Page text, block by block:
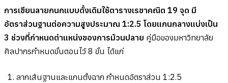
การเขียนลายกนกแบบดั้งเดิมใช้ตารางเรขาคณิต 19 จุด มี
อัตราส่วนฐานต่อความสูงประมาณ 1:2.5 โดยแกนกลางแบ่งเป็น
3 ช่วงที่กำหนดตำแหน่งของการม้วนปลาย คู่มือของมหาวิทยาลัย
ศิลปากรกำหนดขั้นตอนไว้ 8 ขั้น ได้แก่
ลากเส้นฐานและแกนตั้งฉาก กำหนดอัตราส่วน 1:2.5